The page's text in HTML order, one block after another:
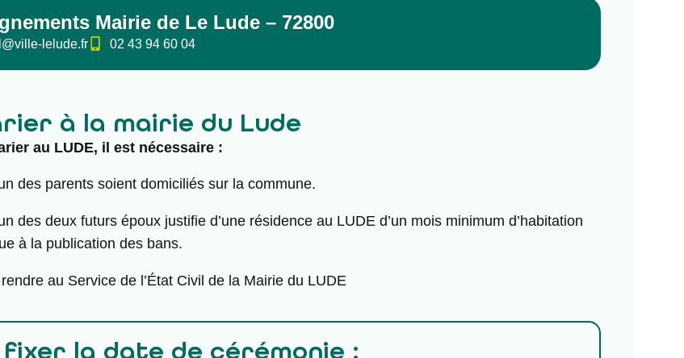
Mairie de Le Lude – 72800
lelude.fr 02 43 94 60 04
à la mairie du Lude
au LUDE, il est nécessaire :
des parents soient domiciliés sur la commune.
des deux futurs époux justifie d’une résidence au LUDE d’un mois minimum d’habitation
à la publication des bans.
au Service de l’État Civil de la Mairie du LUDE
fixer la date de cérémonie :